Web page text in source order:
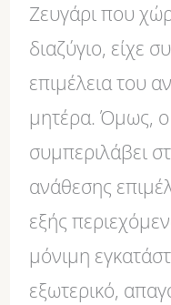
Ζευγάρι που
διαζύγιο, είχε
επιμέλεια του
μητέρα. Όμως, ο
συμπεριλάβει
ανάθεσης
εξής
μόνιμη
εξωτερικό,
χωρίς
τη
συναίνεση
του
πρώην
συζύγου